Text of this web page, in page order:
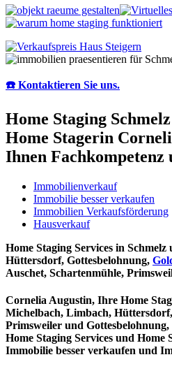
☎️ Kontaktieren Sie uns.
Home Staging
Home Stagerin
Ihnen
Immobilienverkauf
Immobilie besser verkaufen
Immobilien Verkaufsförderung
Hausverkauf
Home Staging Services in
Hüttersdorf, Gottesbelohnung,
Auschet, Schartenmühle,
Cornelia Augustin, Ihre Home
Michelbach, Limbach,
Primsweiler und
Home Staging Services und Home
Immobilie besser verkaufen und